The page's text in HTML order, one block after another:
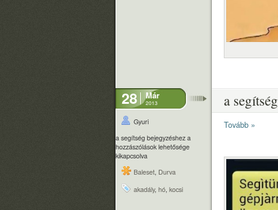
28 Már
2013
Gyuri
a segítség bejegyzéshez a
hozzászólások lehetősége
kikapcsolva
Baleset, Durva
akadály, hó, kocsi
a segítség
Tovább »